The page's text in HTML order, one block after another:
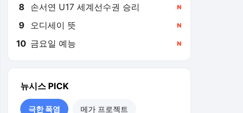
8 손서연 U17 세계선수권 승리
9 오디세이 뜻
10 금요일 예능
뉴시스 PICK
극한 폭염 메가 프로젝트